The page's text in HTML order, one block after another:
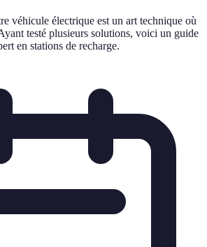
véhicule électrique est un art technique où
testé plusieurs solutions, voici un guide
en stations de recharge.